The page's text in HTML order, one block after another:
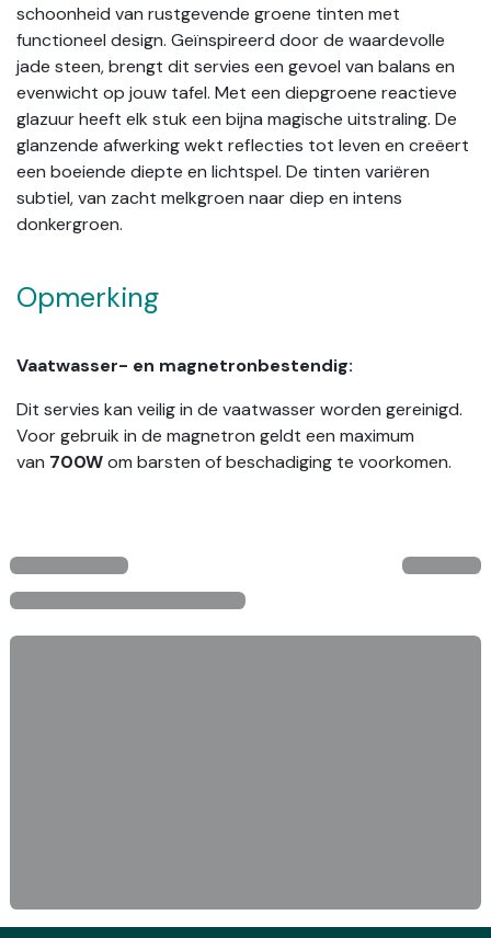
schoonheid van rustgevende groene tinten met
functioneel design. Geïnspireerd door de waardevolle
jade steen, brengt dit servies een gevoel van balans en
evenwicht op jouw tafel. Met een diepgroene reactieve
glazuur heeft elk stuk een bijna magische uitstraling. De
glanzende afwerking wekt reflecties tot leven en creëert
een boeiende diepte en lichtspel. De tinten variëren
subtiel, van zacht melkgroen naar diep en intens
donkergroen.
Opmerking
Vaatwasser- en magnetronbestendig:
Dit servies kan veilig in de vaatwasser worden gereinigd.
Voor gebruik in de magnetron geldt een maximum
van 700Wom barsten of beschadiging te voorkomen.